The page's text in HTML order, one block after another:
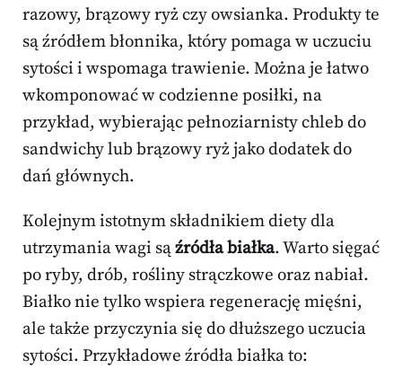
razowy, brązowy ryż czy owsianka. Produkty te
są źródłem błonnika, który pomaga w uczuciu
sytości i wspomaga trawienie. Można je łatwo
wkomponować w codzienne posiłki, na
przykład, wybierając pełnoziarnisty chleb do
sandwichy lub brązowy ryż jako dodatek do
dań głównych.
Kolejnym istotnym składnikiem diety dla
utrzymania wagi sąźródła białka. Warto sięgać
po ryby, drób, rośliny strączkowe oraz nabiał.
Białko nie tylko wspiera regenerację mięśni,
ale także przyczynia się do dłuższego uczucia
sytości. Przykładowe źródła białka to: